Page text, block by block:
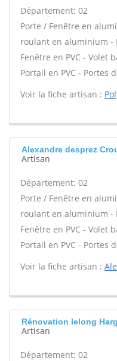
Département: 02
Porte / Fenêtre en
roulant en aluminium -
Fenêtre en PVC - Volet
Portail en PVC - Portes
Voir la fiche artisan :
Alexandre desprez
Artisan
Département: 02
Porte / Fenêtre en
roulant en aluminium -
Fenêtre en PVC - Volet
Portail en PVC - Portes
Voir la fiche artisan :
Rénovation lelong
Artisan
Département: 02